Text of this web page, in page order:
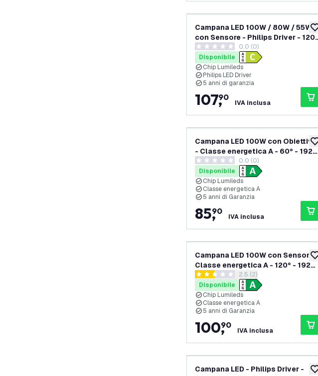
Campana LED 100W / 80W / 55W
con Sensore - Philips Driver - 120°
- 175lm/W - 4000K - IP65 -
Dimmerabile - 5 anni di garanzia
0 stelle di valutazione
0.0 (0)
Disponibile
Chip Lumileds
Philips LED Driver
5 anni di garanzia
107,
90
IVA inclusa
Campana LED 100W con Obiettivo
- Classe energetica A - 60° - 192
Lm/W - 4000K - IP65 -
Dimmerabile
0 stelle di valutazione
0.0 (0)
Disponibile
Chip Lumileds
Classe energetica A
5 anni di Garanzia
85,
90
IVA inclusa
Campana LED 100W con Sensore -
Classe energetica A - 120° - 192
Lm/W - 6000K - IP65 -
Dimmerabile
apri il cassetto delle
2.5 stelle di valutazione
2.5 (2)
Disponibile
Chip Lumileds
Classe energetica A
5 anni di Garanzia
100,
90
IVA inclusa
Campana LED - Philips Driver -